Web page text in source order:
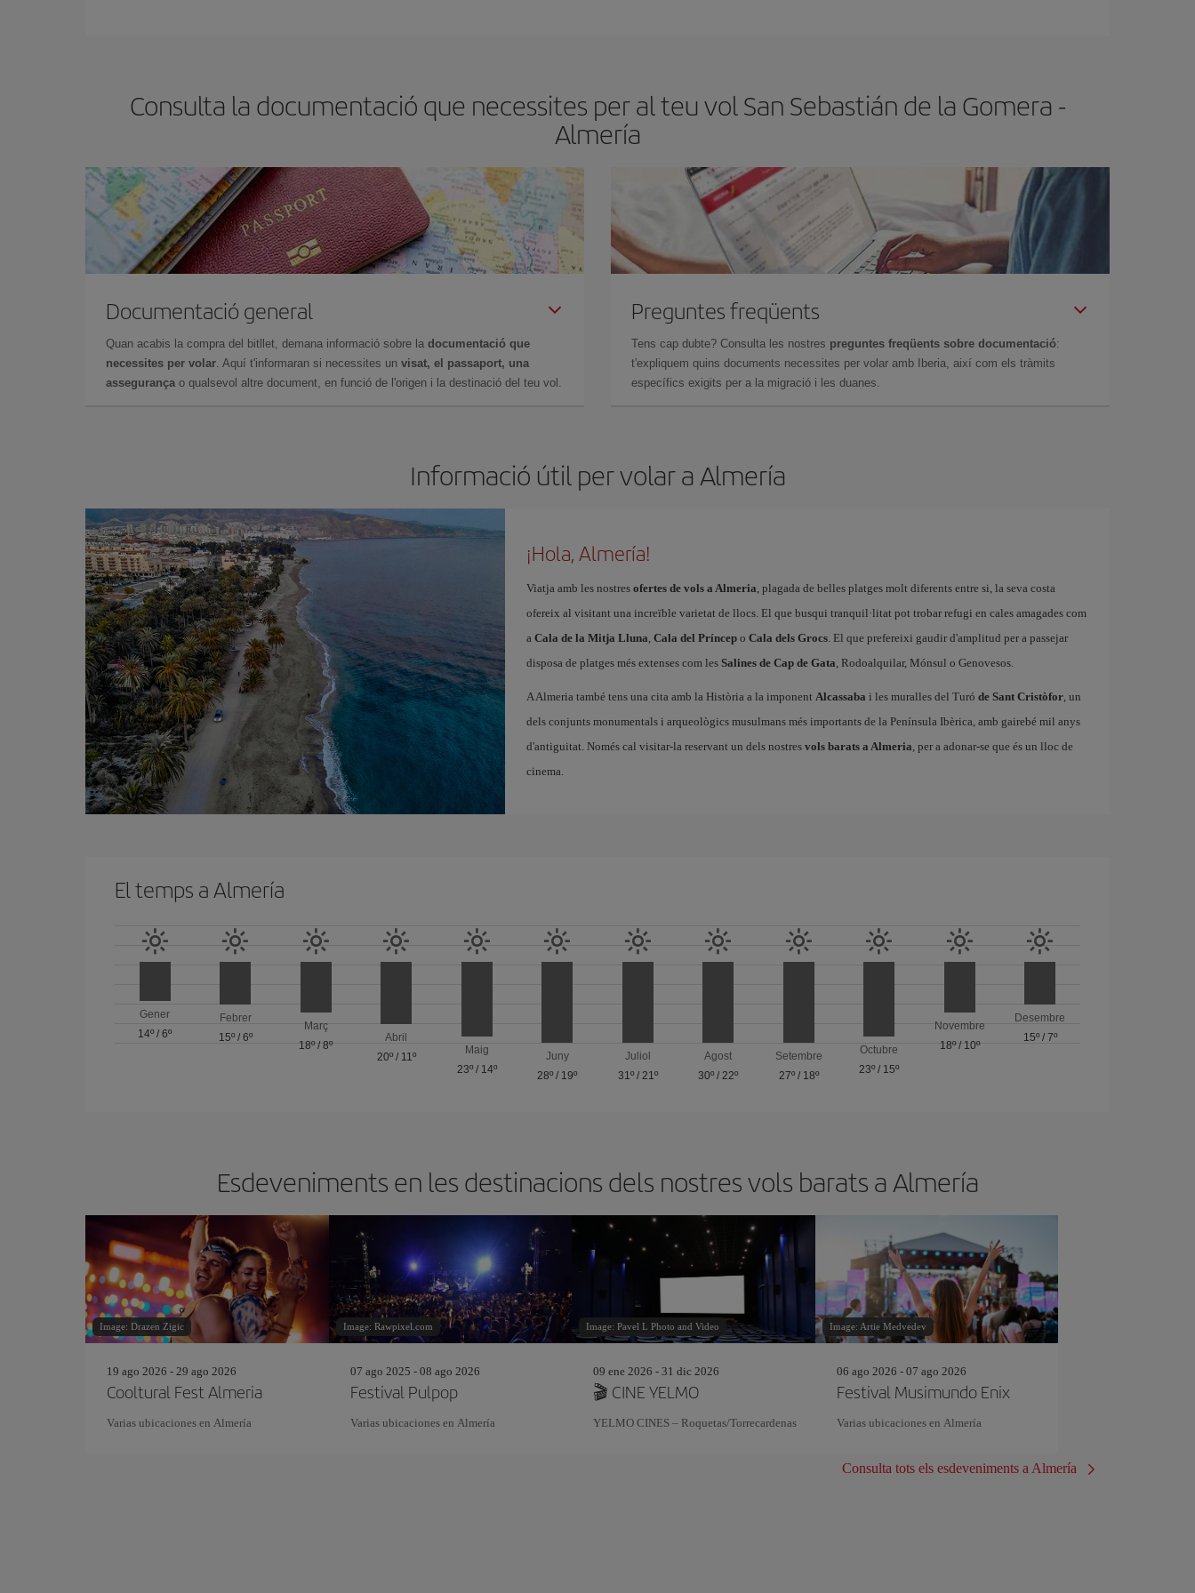
Consulta la documentació que necessites per al teu vol San Sebastián de la Gomera -
Almería
Documentació general
Quan acabis la compra del bitllet, demana informació sobre la documentació que
necessites per volar. Aquí t'informaran si necessites un visat, el passaport, una
assegurança o qualsevol altre document, en funció de l'origen i la destinació del teu vol.
Preguntes freqüents
Tens cap dubte? Consulta les nostres preguntes freqüents sobre documentació:
t'expliquem quins documents necessites per volar amb Iberia, així com els tràmits
específics exigits per a la migració i les duanes.
Informació útil per volar a Almería
¡Hola, Almería!
Viatja amb les nostres ofertes de vols a Almeria, plagada de belles platges molt diferents entre si, la seva costa
ofereix al visitant una increïble varietat de llocs. El que busqui tranquil·litat pot trobar refugi en cales amagades com
a Cala de la Mitja Lluna, Cala del Príncepo Cala dels Grocs. El que prefereixi gaudir d'amplitud per a passejar
disposa de platges més extenses com les Salines de Cap de Gata, Rodoalquilar, Mónsul o Genovesos.
A Almeria també tens una cita amb la Història a la imponent Alcassaba i les muralles del Turó de Sant Cristòfor, un
dels conjunts monumentals i arqueològics musulmans més importants de la Península Ibèrica, amb gairebé mil anys
d'antiguitat. Només cal visitar-la reservant un dels nostres vols barats a Almeria, per a adonar-se que és un lloc de
cinema.
El temps a Almería
Gener
14º /6º
Febrer
15º/ 6º
Març
18º/8º
Abril
20º/ 11º
Maig
23º/ 14º
Juny
28º / 19º
Juliol
31º/ 21º
Agost
30º /22º
Setembre
27º/ 18º
Octubre
23º / 15º
Novembre
18º/ 10º
Desembre
15º/ 7º
Esdeveniments en les destinacions dels nostres vols barats a Almería
Image: Drazen Zigic
19 ago 2026 - 29 ago 2026
Cooltural Fest Almeria
Varias ubicaciones en Almería
Image: Rawpixel.com
07 ago 2025 - 08 ago 2026
Festival Pulpop
Varias ubicaciones en Almería
Image: Pavel L Photo and Video
09 ene 2026 - 31 dic 2026
🎬 CINE YELMO
YELMO CINES – Roquetas/Torrecardenas
Image: Artie Medvedev
06 ago 2026 - 07 ago 2026
Festival Musimundo Enix
Varias ubicaciones en Almería
Consulta tots els esdeveniments a Almería